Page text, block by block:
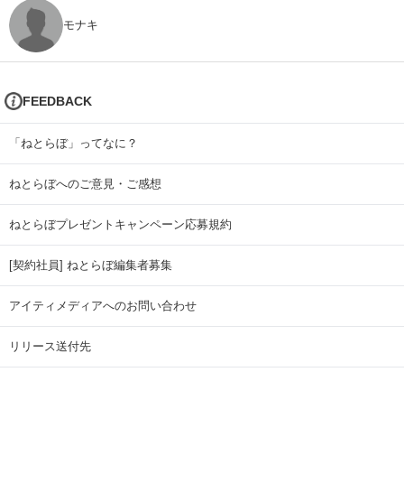
モナキ
FEEDBACK
「ねとらぼ」ってなに？
ねとらぼへのご意見・ご感想
ねとらぼプレゼントキャンペーン応募規約
[契約社員] ねとらぼ編集者募集
アイティメディアへのお問い合わせ
リリース送付先